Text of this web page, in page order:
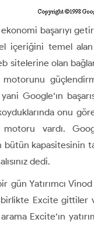
başarıyı
içeriğini temel
olan
motorunu
Google‘ın
onu
vardı.
kapasitesinin
dedi.
gün Yatırımcı
Excite gittiler
Excite‘ın